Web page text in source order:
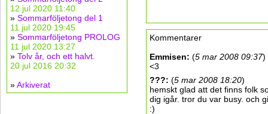
Kommentarer
Emmisen: (5 mar 2008 09:37)
<3
???: (5 mar 2008 18:20)
hemskt glad att det finns folk
dig igår. tror du var busy. och
:)
12 jul 2020 11:40
» Sommarföljetong del 1
11 jul 2020 19:45
» Sommarföljetong PROLOG
11 jul 2020 13:27
» Tolv år, och ett halvt.
20 jul 2016 20:32
»Arkiverat